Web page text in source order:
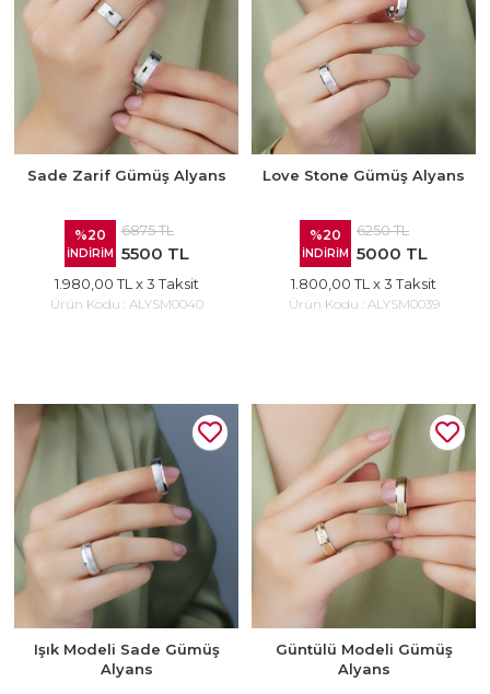
Sade Zarif Gümüş Alyans
%20
İNDİRİM
6875 TL
5500 TL
1.980,00 TL x 3 Taksit
Ürün Kodu : ALYSM0040
Love Stone Gümüş Alyans
%20
İNDİRİM
6250 TL
5000 TL
1.800,00 TL x 3 Taksit
Ürün Kodu : ALYSM0039
Işık Modeli Sade Gümüş
Alyans
Güntülü Modeli Gümüş
Alyans